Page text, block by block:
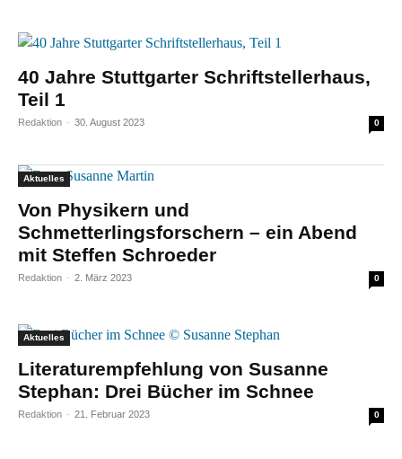
40 Jahre Stuttgarter Schriftstellerhaus,
Teil 1
Redaktion - 30. August 2023 0
Aktuelles
Von Physikern und
Schmetterlingsforschern – ein Abend
mit Steffen Schroeder
Redaktion - 2. März 2023 0
Aktuelles
Literaturempfehlung von Susanne
Stephan: Drei Bücher im Schnee
Redaktion - 21. Februar 2023 0